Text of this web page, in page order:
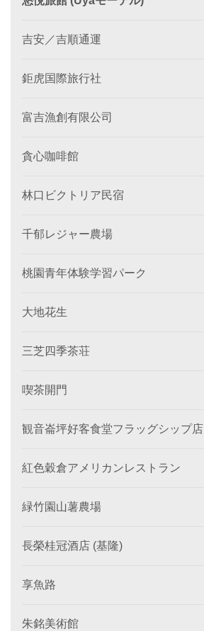
吉安／吉順通運
鉅虎国際旅行社
富吉漁創有限公司
貪心咖啡館
林口ビクトリア民宿
千郁レジャー農場
桃園青年体験学習パーク
大地花生
三芝四季茶荘
喫茶開門
観音崙坪好客食堂フラッグシップ店
紅色穀倉アメリカンレストラン
緑竹園山薯農場
長榮桂冠酒店 (基隆)
享魚路
朱銘美術館